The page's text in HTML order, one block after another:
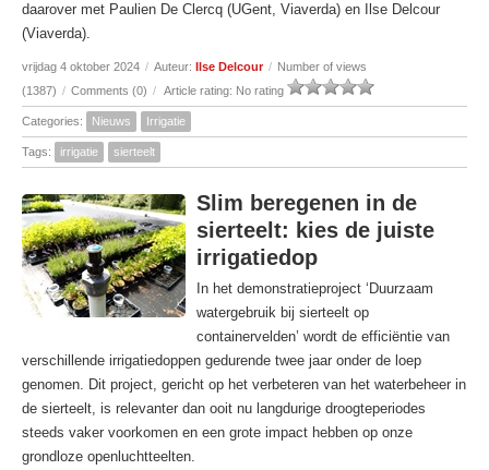
daarover met Paulien De Clercq (UGent, Viaverda) en Ilse Delcour
(Viaverda).
vrijdag 4 oktober 2024 / Auteur: Ilse Delcour / Number of views
(1387) / Comments (0) / Article rating: No rating
Categories: Nieuws Irrigatie
Tags: irrigatie sierteelt
Slim beregenen in de
sierteelt: kies de juiste
irrigatiedop
In het demonstratieproject ‘Duurzaam
watergebruik bij sierteelt op
containervelden’ wordt de efficiëntie van
verschillende irrigatiedoppen gedurende twee jaar onder de loep
genomen. Dit project, gericht op het verbeteren van het waterbeheer in
de sierteelt, is relevanter dan ooit nu langdurige droogteperiodes
steeds vaker voorkomen en een grote impact hebben op onze
grondloze openluchtteelten.